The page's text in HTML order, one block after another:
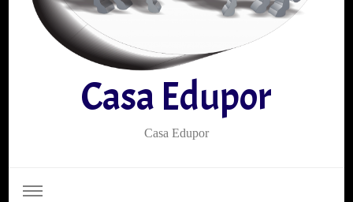
Casa Edupor
Casa Edupor